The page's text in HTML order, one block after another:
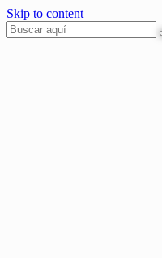
Skip to content